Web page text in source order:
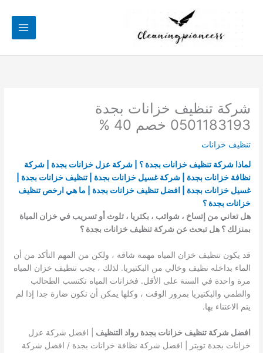
شركة تنظيف خزانات بجدة
0501183193 خصم 40 %
تنظيف خزانات
لماذا شركة تنظيف خزانات بجدة ؟ | شركة عزل خزانات بجدة | شركة
نظافة خزانات بجدة | شركة غسيل خزانات بجدة | تنظيف خزانات بجدة |
غسيل خزانات بجدة | افضل تنظيف خزانات بجدة | ما هي ارخص تنظيف
خزانات بجدة ؟
هل تعاني من إتساخ ، شوائب ، بكتريا ، تلوث أو تسريب في خزان المياة
بمنزلك ؟ هل تبحث عن شركة تنظيف خزانات بجدة ؟
قد يكون تنظيف خزان المياه مهمة شاقة ، ولكن من المهم التأكد من أن
الماء بداخله نظيف وخالي من البكتيريا. لذلك ، يجب تنظيف خزان المياه
مرة واحدة في السنة على الأقل. فخزانات المياه تكتسب الطحالب
والطمي والبكتيريا بمرور الوقت ، وكلها يمكن أن تكون ضارة جدا إذا لم
يتم الاعتناء بها.
افضل شركة تنظيف خزانات بجدة رواد التنظيف | افضل شركة عزل
خزانات بجدة تويتر | افضل شركة نظافة خزانات بجدة / افضل شركة